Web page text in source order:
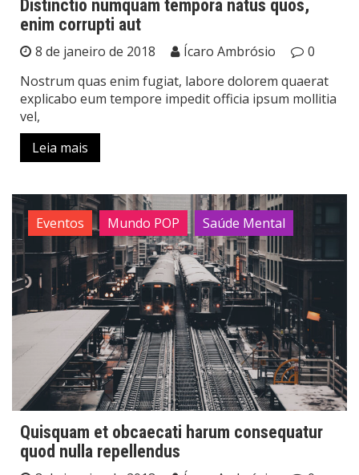
Distinctio numquam tempora natus quos,
enim corrupti aut
8 de janeiro de 2018 Ícaro Ambrósio
0
Nostrum quas enim fugiat, labore dolorem quaerat
explicabo eum tempore impedit officia ipsum mollitia
vel,
Leia mais
Eventos Mundo POP Saúde Mental
Quisquam et obcaecati harum consequatur
quod nulla repellendus